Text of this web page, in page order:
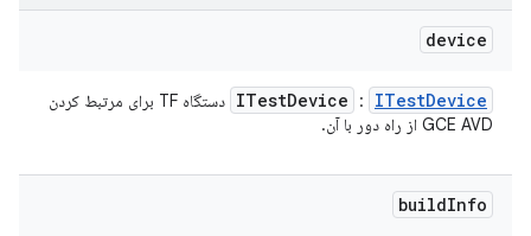
device
ITestDevice : ITestDevice
دستگاه TF برای مرتبط کردن
GCE AVD از راه دور با آن.
buildInfo